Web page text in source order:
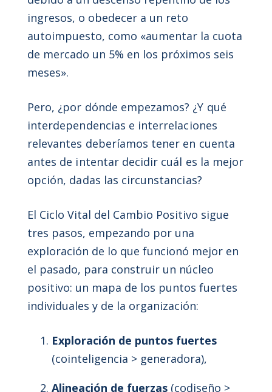
ingresos, o obedecer a un reto
autoimpuesto, como «aumentar la cuota
de mercado un 5% en los próximos seis
meses».
Pero, ¿por dónde empezamos? ¿Y qué
interdependencias e interrelaciones
relevantes deberíamos tener en cuenta
antes de intentar decidir cuál es la mejor
opción, dadas las circunstancias?
El Ciclo Vital del Cambio Positivo sigue
tres pasos, empezando por una
exploración de lo que funcionó mejor en
el pasado, para construir un núcleo
positivo: un mapa de los puntos fuertes
individuales y de la organización:
Exploración de puntos fuertes
(cointeligencia > generadora),
Alineación de fuerzas (codiseño >